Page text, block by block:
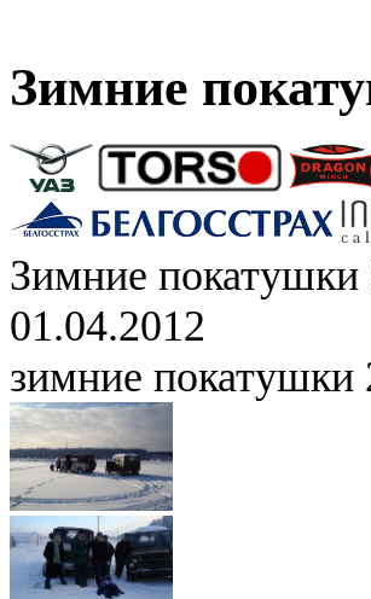
Зимние
Зимние покатушки
01.04.2012
зимние покатушки